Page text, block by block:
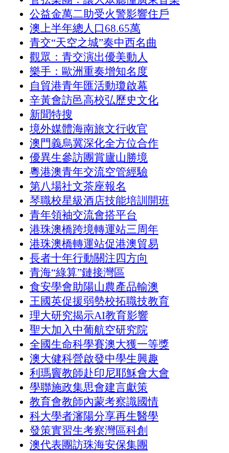
公益金萬二助受火警影響住戶
澳上半年總人口68.65萬
青交“天空之城”奏中西名曲
觀眾：青交演出優美動人
樂手：歐洲重奏增知名度
自貿港青年匯活動瓊啟幕
辛黃會訪邑高校弘歷史文化
新聞特搜
境外媒體海南旅文行收官
澳門義烏冀深化全方位合作
優異生參訪團賞廬山勝境
粵港澳青年交流空管經驗
第八場社文茶座報名
琴職校星級酒店技能培訓開班
青年領袖交流會搭平台
港珠澳橋跨境轉運站三周年
港珠澳橋轉運站促港澳貿易
長者十年行動關注四方向
青海“綠算”鏈接灣區
食安學會助陽山農產品輸澳
王國英促援弱勢校拓職技教育
理大研究揭示AI教育影響
聖大加入中葡航空研究院
全國生命科學賽澳大獲一等獎
澳大健科營啟發中學生興趣
利瑪竇教師赴印尼耶穌會大會
學聯施政集思會建言獻策
教育會教師內蒙考察識國情
科大學者瀋陽分享再生醫學
發策實習生考察灣區科創
澳代表團訪珠海安保集團